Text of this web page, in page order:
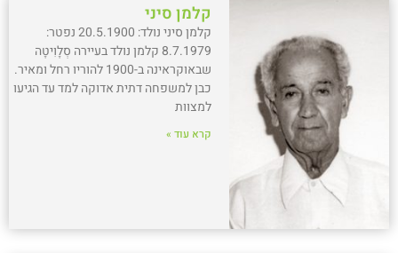
קלמן סיני
קלמן סיני נולד: 20.5.1900 נפטר:
8.7.1979 קלמן נולד בעיירה סְלָוִיטָה
שבאוקראינה ב-1900 להוריו רחל ומאיר.
כבן למשפחה דתית אדוקה למד עד הגיעו
למצוות
קרא עוד »